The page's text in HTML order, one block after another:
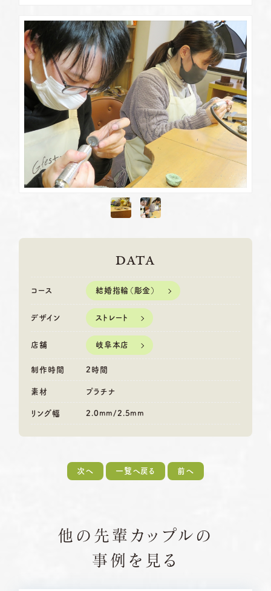
DATA
コース 結婚指輪（彫金）
デザイン ストレート
店舗 岐阜本店
制作時間 2時間
素材 プラチナ
リング幅 2.0mm/2.5mm
次へ 一覧へ戻る 前へ
他の先輩カップルの
事例を見る